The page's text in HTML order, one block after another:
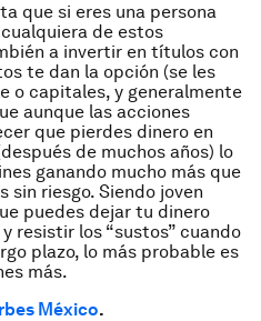
que si eres una persona
de estos
a invertir en títulos con
te dan la opción (se les
o capitales, y generalmente
aunque las acciones
que pierdes dinero en
de muchos años) lo
ganando mucho más que
riesgo. Siendo joven
puedes dejar tu dinero
resistir los “sustos” cuando
plazo, lo más probable es
más.
México.